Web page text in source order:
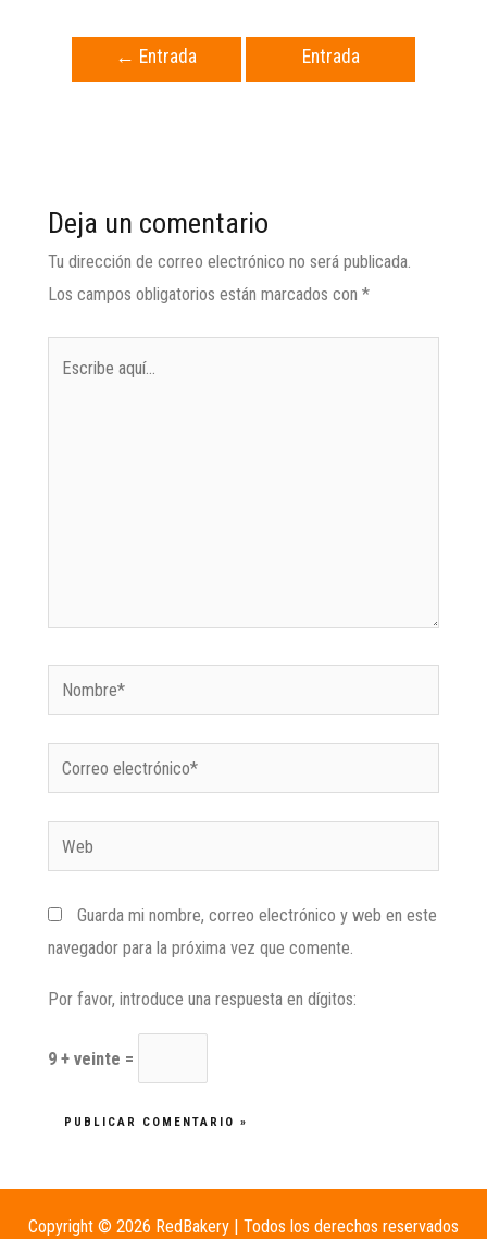
← Entrada
Entrada
Deja un comentario
Tu dirección de correo electrónico no será publicada.
Los campos obligatorios están marcados con *
Guarda mi nombre, correo electrónico y web en este
navegador para la próxima vez que comente.
Por favor, introduce una respuesta en dígitos:
9 + veinte =
Copyright © 2026 RedBakery | Todos los derechos reservados